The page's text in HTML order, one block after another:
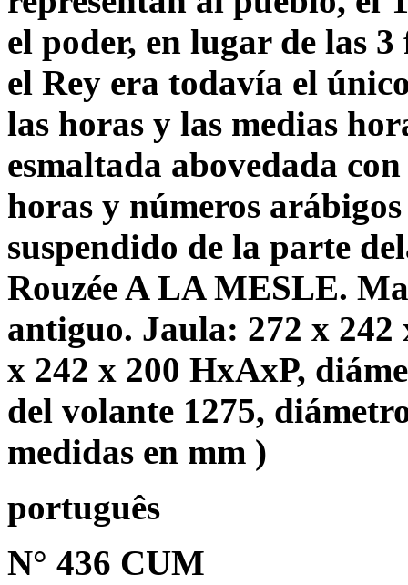
el poder, en lugar de las
el Rey era todavía el
las horas y las medias
esmaltada abovedada
horas y números
suspendido de la parte
Rouzée A LA MESLE.
antiguo. Jaula: 272 x
x 242 x 200 HxAxP,
del volante 1275,
medidas en mm )
português
N° 436 CUM